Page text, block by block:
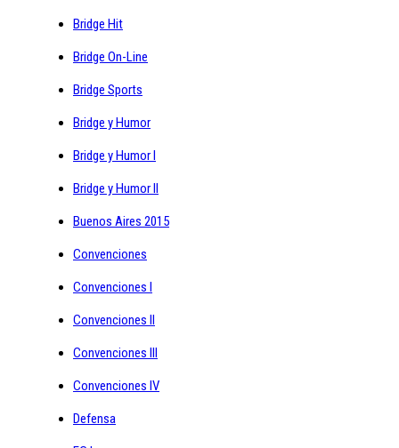
Bridge Hit
Bridge On-Line
Bridge Sports
Bridge y Humor
Bridge y Humor I
Bridge y Humor II
Buenos Aires 2015
Convenciones
Convenciones I
Convenciones II
Convenciones III
Convenciones IV
Defensa